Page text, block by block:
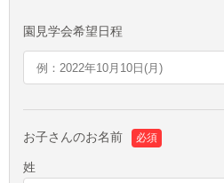
園見学会希望日程
お子さんのお名前 必須
姓